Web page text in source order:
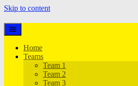
Skip to content
Home
Teams
Team 1
Team 2
Team 3